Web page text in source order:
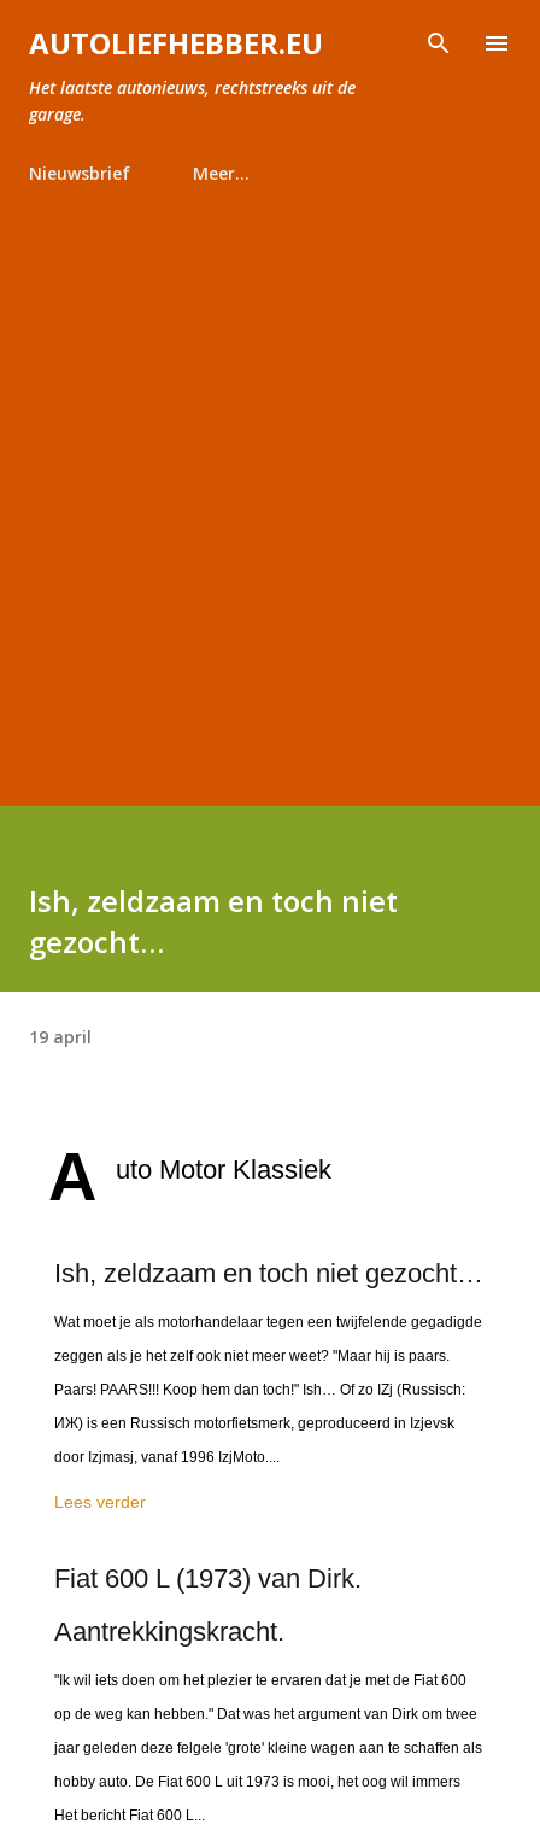
Doorgaan naar hoofdcontent
AUTOLIEFHEBBER.EU
Het laatste autonieuws, rechtstreeks uit de
garage.
Nieuwsbrief Meer…
Ish, zeldzaam en toch niet
gezocht…
19 april
A uto Motor Klassiek
Ish, zeldzaam en toch niet gezocht…
Wat moet je als motorhandelaar tegen een twijfelende gegadigde
zeggen als je het zelf ook niet meer weet? "Maar hij is paars.
Paars! PAARS!!! Koop hem dan toch!" Ish… Of zo IZj (Russisch:
ИЖ) is een Russisch motorfietsmerk, geproduceerd in Izjevsk
door Izjmasj, vanaf 1996 IzjMoto....
Lees verder
Fiat 600 L (1973) van Dirk.
Aantrekkingskracht.
"Ik wil iets doen om het plezier te ervaren dat je met de Fiat 600
op de weg kan hebben." Dat was het argument van Dirk om twee
jaar geleden deze felgele 'grote' kleine wagen aan te schaffen als
hobby auto. De Fiat 600 L uit 1973 is mooi, het oog wil immers
Het bericht Fiat 600 L...